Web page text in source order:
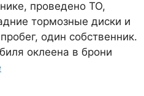
проведено ТО,
тормозные диски и
один собственник.
оклеена в брони